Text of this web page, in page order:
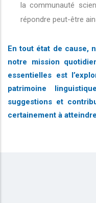
la communauté
répondre peut-être
En tout état de cause,
notre mission
essentielles est
patrimoine
suggestions et
certainement à